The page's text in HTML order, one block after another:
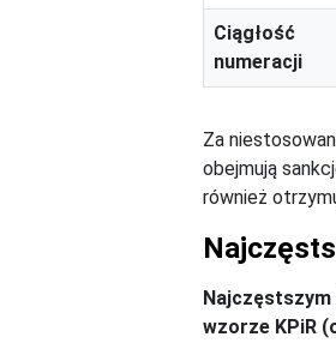
Ciągłość
numeracji
Za
obejmują
również
Najczęstszym
wzorze KPiR